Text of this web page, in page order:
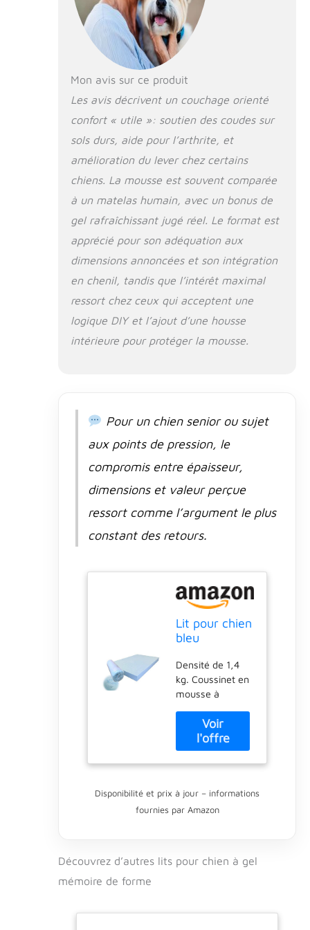
coussinets en
mousse à
mémoire de
forme
sont utilisés pour
couper les coins,
nos coussinets
solides en
mousse à
mémoire de
qualité
supérieure. Notre
mousse à
forme
thérapeutique
soulagera les
douleurs et les
douleurs
votre animal de
excellente
animaux qui
souffrent de
raideurs
musculaires, de
dysplasie et
d'arthrite.
Mon avis sur ce produit
Les avis décrivent un couchage orienté
confort « utile »: soutien des coudes sur
sols durs, aide pour l’arthrite, et
amélioration du lever chez certains
chiens. La mousse est souvent comparée
à un matelas humain, avec un bonus de
gel rafraîchissant jugé réel. Le format est
apprécié pour son adéquation aux
dimensions annoncées et son intégration
en chenil, tandis que l’intérêt maximal
ressort chez ceux qui acceptent une
logique DIY et l’ajout d’une housse
intérieure pour protéger la mousse.
Pour un chien senior ou sujet
aux points de pression, le
compromis entre épaisseur,
dimensions et valeur perçue
ressort comme l’argument le plus
constant des retours.
Lit pour chien
bleu
infusé de gel
haute densité
avec mousse
à mémoire de
forme (88,9 x
50,8 x 10,2
cm)
Densité de 1,4
kg. Coussinet en
mousse à
forme infusée de
gel de
refroidissement
bleu 100 %
les chiens de
tout âge. Couleur
forme ne se
de taille au fil du
Disponibilité et prix à jour – informations
fournies par Amazon
Découvrez d’autres lits pour chien à gel
mémoire de forme